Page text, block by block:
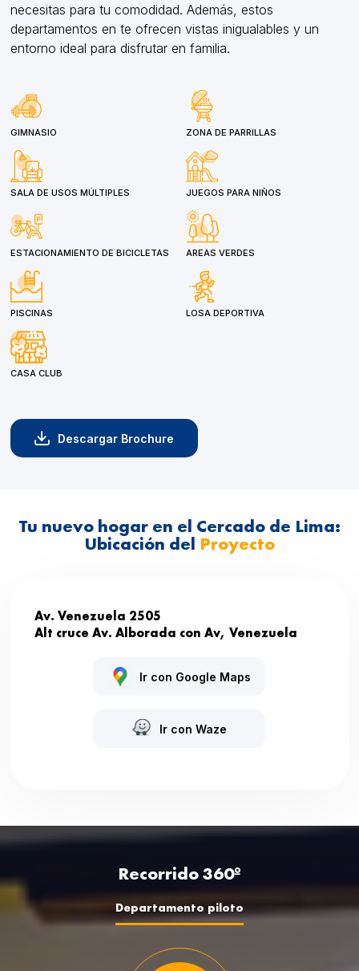
necesitas para tu comodidad. Además, estos
departamentos en te ofrecen vistas inigualables y un
entorno ideal para disfrutar en familia.
GIMNASIO ZONA DE PARRILLAS
SALA DE USOS MÚLTIPLES JUEGOS PARA NIÑOS
ESTACIONAMIENTO DE BICICLETAS AREAS VERDES
PISCINAS LOSA DEPORTIVA
CASA CLUB
Descargar Brochure
Tu nuevo hogar en el Cercado de Lima:
Ubicación del Proyecto
Av. Venezuela 2505
Alt cruce Av. Alborada con Av, Venezuela
Ir con Google Maps
Ir con Waze
Recorrido 360º
Departamento piloto